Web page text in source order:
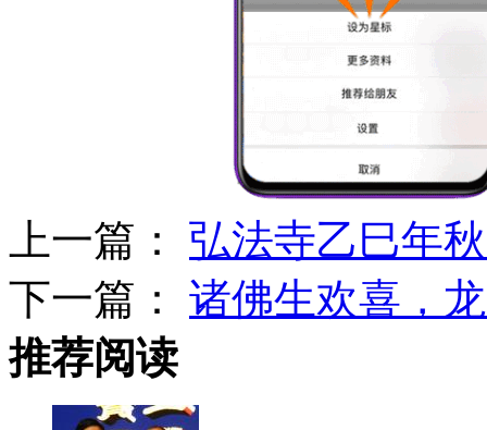
上一篇： 弘法寺乙巳年
下一篇： 诸佛生欢喜，
推荐阅读